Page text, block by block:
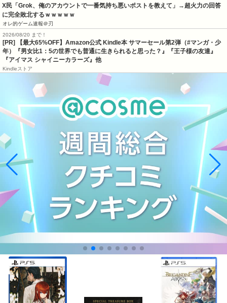
X民「Grok、俺のアカウントで一番気持ち悪いポストを教えて」→超火力の回答
に完全敗北するｗｗｗｗｗ
オレ的ゲーム速報＠刃
2026/08/20 まで！
[PR]
【最大65%OFF】Amazon公式 Kindle本 サマーセール第2弾（#マンガ・少
年）『男女比1：5の世界でも普通に生きられると思った？』『王子様の友達』
『アイマス シャイニーカラーズ』他
Kindleストア